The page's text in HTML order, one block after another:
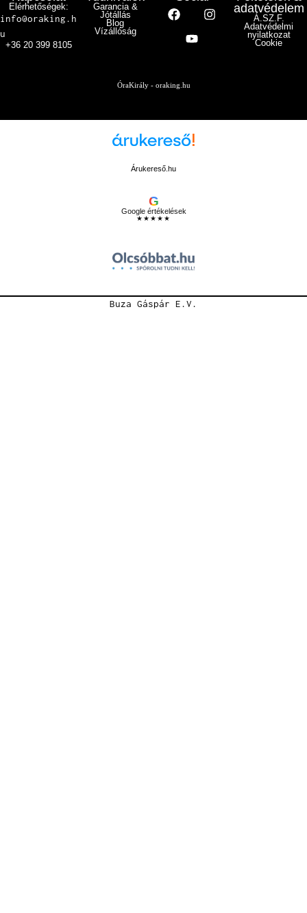
Elérhetőségek:
info@oraking.h
u
+36 20 399 8105
Garancia &
Jótállás
Blog
Vízállóság
adatvédelem
Á.SZ.F.
Adatvédelmi
nyilatkozat
Cookie
ÓraKirály - oraking.hu
Árukereső.hu
G
Google értékelések
★★★★★
Buza Gáspár E.V.